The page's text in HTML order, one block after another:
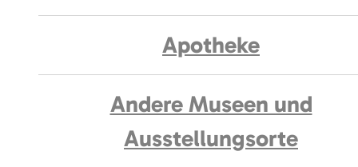
Apotheke
Andere Museen und
Ausstellungsorte